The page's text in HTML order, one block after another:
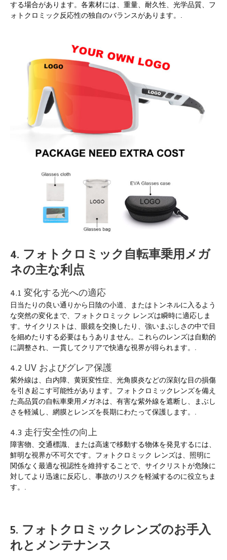
する場合があります。各素材には、重量、耐久性、光学品質、フ
ォトクロミック反応性の独自のバランスがあります。.
4. フォトクロミック自転車乗用メガ
ネの主な利点
4.1 変化する光への適応
日当たりの良い通りから日陰の小道、またはトンネルに入るよう
な突然の変化まで、フォトクロミック レンズは瞬時に適応しま
す。サイクリストは、眼鏡を交換したり、強いまぶしさの中で目
を細めたりする必要はもうありません。これらのレンズは自動的
に調整され、一貫してクリアで快適な視界が得られます。.
4.2 UV およびグレア保護
紫外線は、白内障、黄斑変性症、光角膜炎などの深刻な目の損傷
を引き起こす可能性があります。フォトクロミックレンズを備え
た高品質の自転車乗用メガネは、有害な紫外線を遮断し、まぶし
さを軽減し、網膜とレンズを長期にわたって保護します。.
4.3 走行安全性の向上
障害物、交通標識、または高速で移動する物体を発見するには、
鮮明な視界が不可欠です。フォトクロミック レンズは、照明に
関係なく最適な視認性を維持することで、サイクリストが危険に
対してより迅速に反応し、事故のリスクを軽減するのに役立ちま
す。.
5. フォトクロミックレンズのお手入
れとメンテナンス